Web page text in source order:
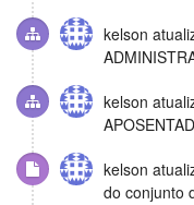
kelson
kelson
kelson
do conjunto